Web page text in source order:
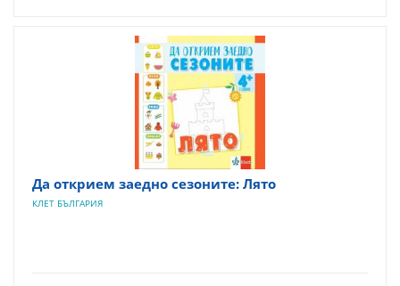
Да открием заедно сезоните: Лято
КЛЕТ БЪЛГАРИЯ